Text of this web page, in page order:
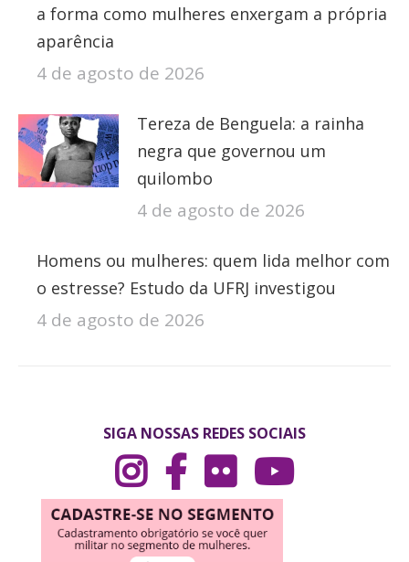
a forma como mulheres enxergam a própria
aparência
4 de agosto de 2026
Tereza de Benguela: a rainha
negra que governou um
quilombo
4 de agosto de 2026
Homens ou mulheres: quem lida melhor com
o estresse? Estudo da UFRJ investigou
4 de agosto de 2026
SIGA NOSSAS REDES SOCIAIS